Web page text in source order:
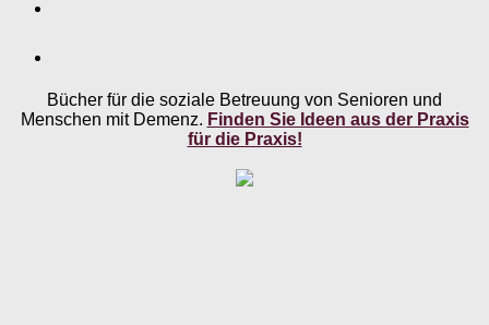
Bücher für die soziale Betreuung von Senioren und
Menschen mit Demenz. Finden Sie Ideen aus der Praxis
für die Praxis!